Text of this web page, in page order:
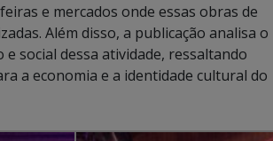
e mercados onde essas obras de
Além disso, a publicação analisa o
e social dessa atividade, ressaltando
a economia e a identidade cultural do